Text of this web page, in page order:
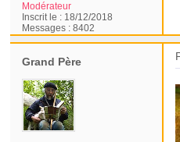
Modérateur
Inscrit le : 18/12/2018
Messages :8402
Grand Père